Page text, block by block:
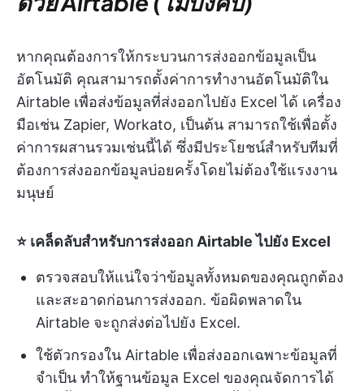
หากคุณต้องการให้กระบวนการส่งออกข้อมูลเป็น
อัตโนมัติ คุณสามารถตั้งค่าการทำงานอัตโนมัติใน
Airtable เพื่อส่งข้อมูลที่ส่งออกไปยัง Excel ได้ เครื่อง
มือเช่น Zapier, Workato, เป็นต้น สามารถใช้เพื่อตั้ง
ค่าการผสานรวมเช่นนี้ได้ ซึ่งมีประโยชน์สำหรับทีมที่
ต้องการส่งออกข้อมูลบ่อยครั้งโดยไม่ต้องใช้แรงงาน
มนุษย์
⭐️ เคล็ดลับสำหรับการส่งออก Airtable ไปยัง Excel
ตรวจสอบให้แน่ใจว่าข้อมูลทั้งหมดของคุณถูกต้อง
และสะอาดก่อนการส่งออก. ข้อผิดพลาดใน
Airtable จะถูกส่งต่อไปยัง Excel.
ใช้ตัวกรองใน Airtable เพื่อส่งออกเฉพาะข้อมูลที่
จำเป็น ทำให้ฐานข้อมูล Excel ของคุณจัดการได้